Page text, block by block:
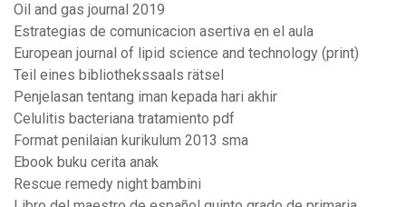
Oil and gas journal 2019
Estrategias de comunicacion asertiva en el aula
European journal of lipid science and technology (print)
Teil eines bibliothekssaals rätsel
Penjelasan tentang iman kepada hari akhir
Celulitis bacteriana tratamiento pdf
Format penilaian kurikulum 2013 sma
Ebook buku cerita anak
Rescue remedy night bambini